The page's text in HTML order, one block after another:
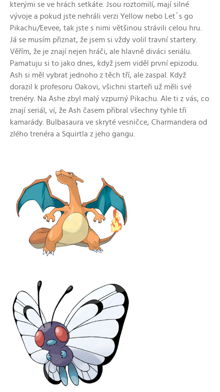
kterými se ve hrách setkáte. Jsou roztomilí, mají silné
vývoje a pokud jste nehráli verzi Yellow nebo Let´s go
Pikachu/Eevee, tak jste s nimi většinou strávili celou hru.
Já se musím přiznat, že jsem si vždy volil travní startery.
Věřím, že je znají nejen hráči, ale hlavně diváci seriálu.
Pamatuju si to jako dnes, když jsem viděl první epizodu.
Ash si měl vybrat jednoho z těch tří, ale zaspal. Když
dorazil k profesoru Oakovi, všichni starteři už měli své
trenéry. Na Ashe zbyl malý vzpurný Pikachu. Ale ti z vás, co
znají seriál, ví, že Ash časem přibral všechny tyhle tři
kamarády. Bulbasaura ve skryté vesničce, Charmandera od
zlého trenéra a Squirtla z jeho gangu.